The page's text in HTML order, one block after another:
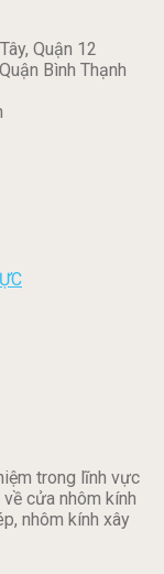
Quận 12
Bình Thạnh
trong lĩnh vực
cửa nhôm kính
nhôm kính xây